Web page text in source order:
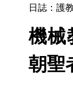
日誌：護
機械
朝聖